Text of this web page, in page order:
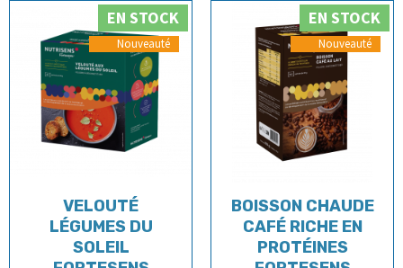
EN STOCK
VELOUTÉ
LÉGUMES DU
SOLEIL
EN STOCK
BOISSON CHAUDE
CAFÉ RICHE EN
PROTÉINES